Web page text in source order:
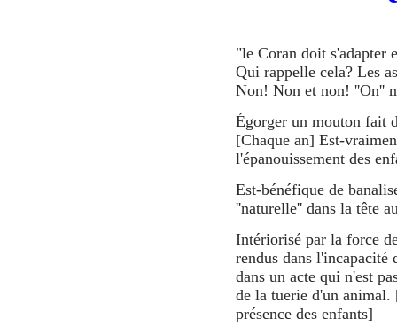
"le Coran doit s'adapter
Qui rappelle cela? Les
Non! Non et non! ''On''
Égorger un mouton fait
[Chaque an] Est-
l'épanouissement des
Est-bénéfique de
''naturelle'' dans la tête
Intériorisé par la force
rendus dans l'incapacité
dans un acte qui n'est
de la tuerie d'un
présence des enfants]